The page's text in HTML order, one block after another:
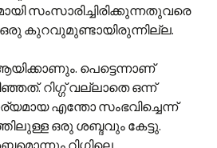
സംസാരിച്ചിരിക്കുന്നതുവരെ
ഒരു കുറവുമുണ്ടായിരുന്നില്ല.
പെട്ടെന്നാണ്
റിഗ്ഗ് വല്ലാതെ ഒന്ന്
എന്തോ സംഭവിച്ചെന്ന്
ഒരു ശബ്ദവും കേട്ടു.
റിഗ്ഗിലെ